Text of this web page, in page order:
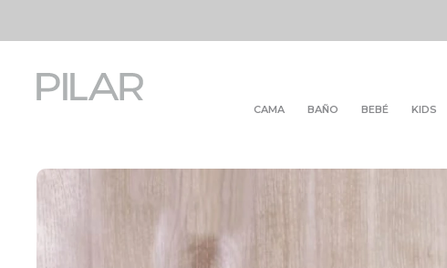
CAMA BAÑO BEBÉ KIDS